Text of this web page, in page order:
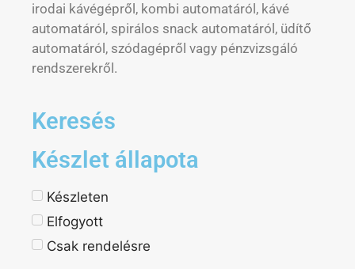
irodai kávégépről, kombi automatáról, kávé
automatáról, spirálos snack automatáról, üdítő
automatáról, szódagépről vagy pénzvizsgáló
rendszerekről.
Keresés
Készlet állapota
Készleten
Elfogyott
Csak rendelésre